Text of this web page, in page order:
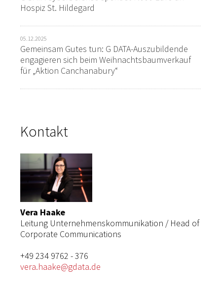
Hospiz St. Hildegard
05.12.2025
Gemeinsam Gutes tun: G DATA-Auszubildende
engagieren sich beim Weihnachtsbaumverkauf
für „Aktion Canchanabury“
Kontakt
Vera Haake
Leitung Unternehmenskommunikation / Head of
Corporate Communications
+49 234 9762 - 376
vera.haake@gdata.de